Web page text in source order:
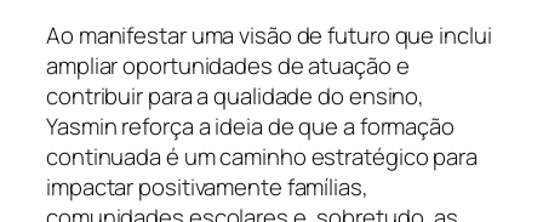
Ao manifestar uma visão de futuro que inclui
ampliar oportunidades de atuação e
contribuir para a qualidade do ensino,
Yasmin reforça a ideia de que a formação
continuada é um caminho estratégico para
impactar positivamente famílias,